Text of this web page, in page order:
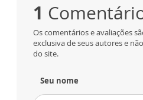
1
Os comentários e avaliações
exclusiva de seus autores e
do site.
Seu nome